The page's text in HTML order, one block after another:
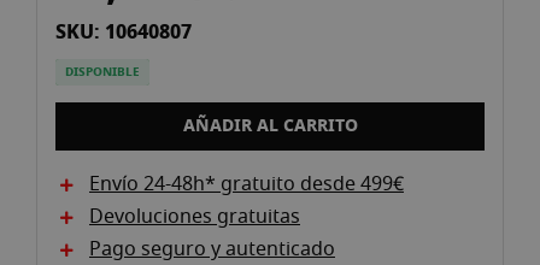
començament
de
galeria
SKU: 10640807
DISPONIBLE
AÑADIR AL CARRITO
Envío 24-48h* gratuito desde 499€
Devoluciones gratuitas
Pago seguro y autenticado